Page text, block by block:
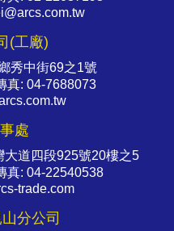
(工廠)
秀中街69之1號
真: 04-7688073
處
大道四段925號20樓之5
真: 04-22540538
trade.com
分公司